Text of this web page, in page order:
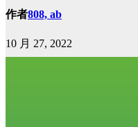
作者808, ab
10 月 27, 2022